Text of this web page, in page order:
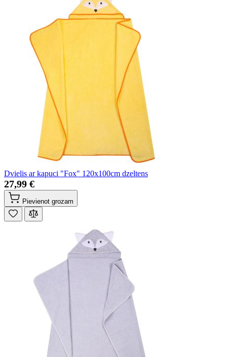
Dvielis ar kapuci "Fox" 120x100cm dzeltens
27,99 €
Pievienot grozam